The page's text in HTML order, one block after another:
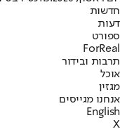
חדשות
דעות
ספורט
ForReal
תרבות ובידור
אוכל
מגזין
אנחנו מגייסים
English
X